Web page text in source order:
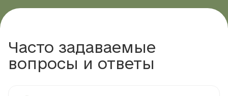
Часто задаваемые
вопросы и ответы